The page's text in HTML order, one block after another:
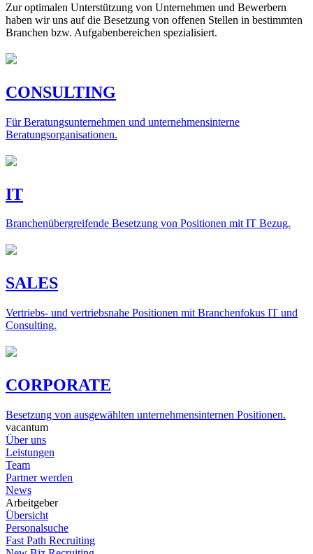
Zur optimalen Unterstützung von Unternehmen und Bewerbern
haben wir uns auf die Besetzung von offenen Stellen in bestimmten
Branchen bzw. Aufgabenbereichen spezialisiert.
CONSULTING
Für Beratungsunternehmen und unternehmensinterne
Beratungsorganisationen.
IT
Branchenübergreifende Besetzung von Positionen mit IT Bezug.
SALES
Vertriebs- und vertriebsnahe Positionen mit Branchenfokus IT und
Consulting.
CORPORATE
Besetzung von ausgewählten unternehmensinternen Positionen.
vacantum
Über uns
Leistungen
Team
Partner werden
News
Arbeitgeber
Übersicht
Personalsuche
Fast Path Recruiting